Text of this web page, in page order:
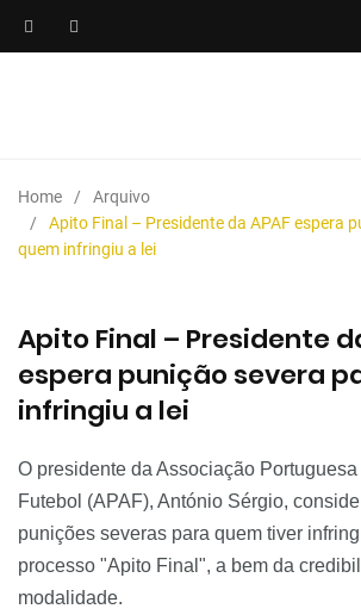
Home
Arquivo
Apito Final – Presidente da APAF espera
quem infringiu a lei
Apito Final – Presidente
espera punição severa
infringiu a lei
O presidente da Associação
Futebol (APAF), António Sérgio,
punições severas para quem tiver
processo "Apito Final", a bem da
modalidade.